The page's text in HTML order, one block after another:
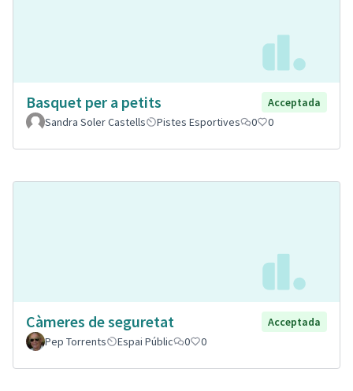
Basquet per a petits
Acceptada
Sandra Soler Castells
Pistes Esportives 0 0
Càmeres de seguretat
Acceptada
Pep Torrents
Espai Públic 0 0